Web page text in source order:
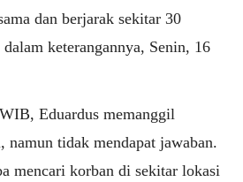
dan berjarak sekitar 30
keterangannya, Senin, 16
Eduardus memanggil
namun tidak mendapat jawaban.
mencari korban di sekitar lokasi